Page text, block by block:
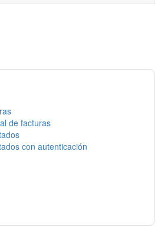
de facturas
con autenticación